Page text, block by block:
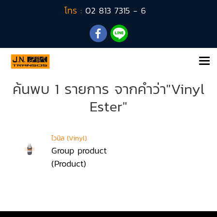
โทร : 02 813 7315 - 6
ค้นพบ 1 รายการ จากคำว่า"Vinyl
Ester"
ไวนิล (Vinyl)
Group product
(Product)